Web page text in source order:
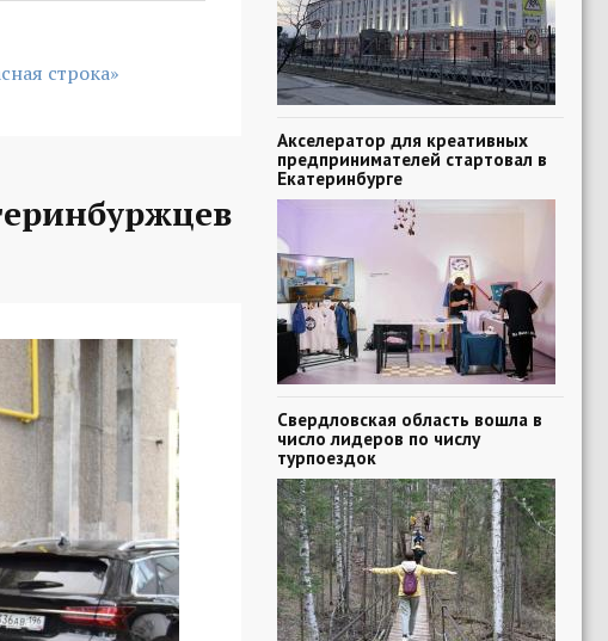
строка»
Акселератор для креативных
предпринимателей стартовал в
Екатеринбурге
Свердловская область вошла в
число лидеров по числу
турпоездок